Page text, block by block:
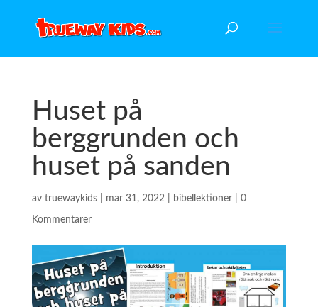
Huset på
berggrunden och
huset på sanden
av truewaykids| mar 31, 2022| bibellektioner| 0
Kommentarer